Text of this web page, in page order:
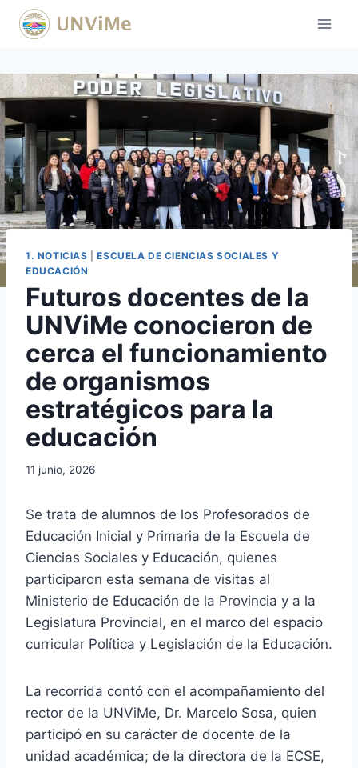
Saltar
1. NOTICIAS |ESCUELA DE CIENCIAS SOCIALES Y
EDUCACIÓN
Futuros docentes de la
UNViMe conocieron de
cerca el funcionamiento
de organismos
estratégicos para la
educación
11 junio, 2026
Se trata de alumnos de los Profesorados de
Educación Inicial y Primaria de la Escuela de
Ciencias Sociales y Educación, quienes
participaron esta semana de visitas al
Ministerio de Educación de la Provincia y a la
Legislatura Provincial, en el marco del espacio
curricular Política y Legislación de la Educación.
La recorrida contó con el acompañamiento del
rector de la UNViMe, Dr. Marcelo Sosa, quien
participó en su carácter de docente de la
unidad académica; de la directora de la ECSE,